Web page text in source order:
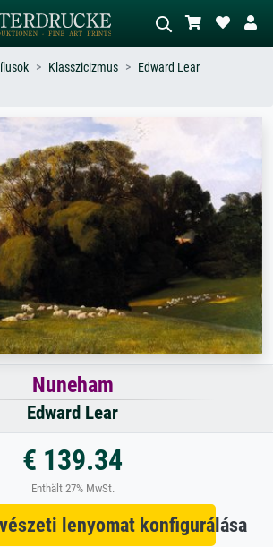
vagy stílus
éj,
hullám,
Írja le a jelenetet – pl. zöld rét, sok
piros absztrakt, sötét olajkép, álló akt
egy fa mellett.
Klasszicizmus
Edward Lear
Nuneham
Edward Lear
€ 139.34
Enthält 27% MwSt.
lenyomat konfigurálása